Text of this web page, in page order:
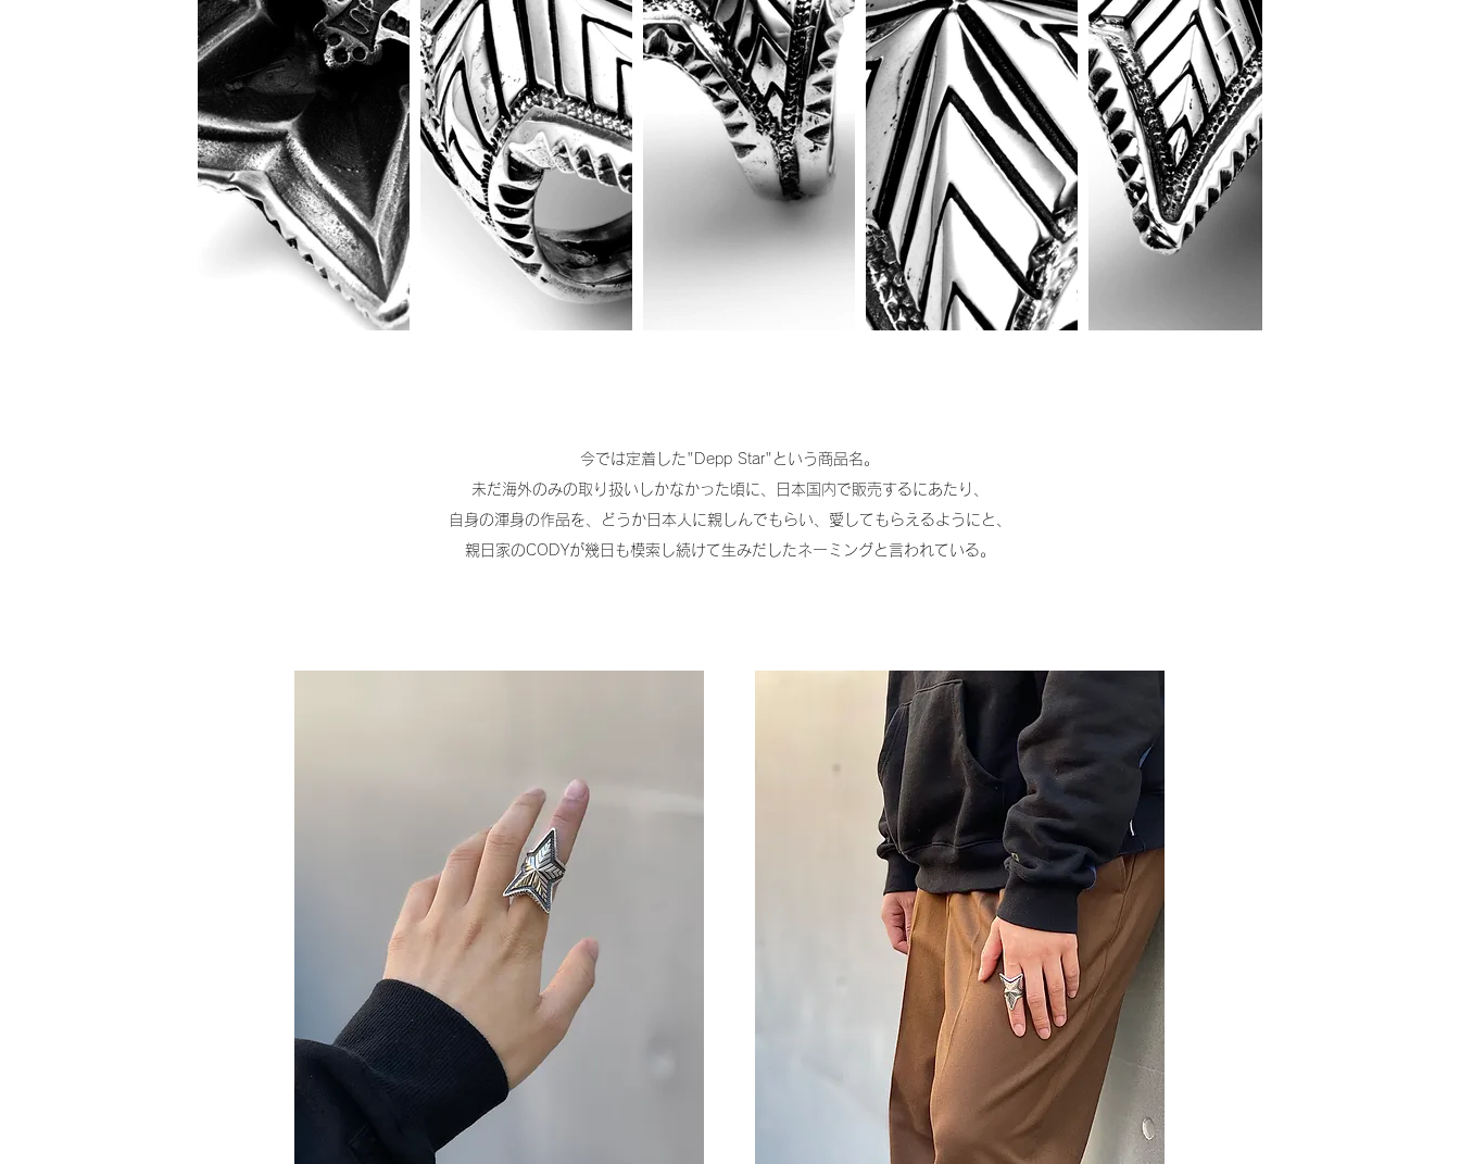
今では定着した"Depp Star"という商品名。
未だ海外のみの取り扱いしかなかった頃に、日本国内で販売するにあたり、
自身の渾身の作品を、どうか日本人に親しんでもらい、愛してもらえるようにと、
親日家のCODYが幾日も模索し続けて生みだしたネーミングと言われている。